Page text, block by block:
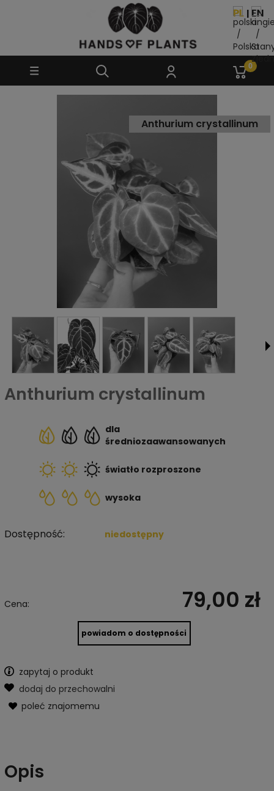
Anthurium crystallinum
Anthurium crystallinum
dla
średniozaawansowanych
światło rozproszone
wysoka
Dostępność: niedostępny
Cena: 79,00 zł
powiadom o dostępności
zapytaj o produkt
dodaj do przechowalni
poleć znajomemu
Opis